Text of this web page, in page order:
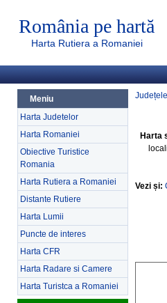
România pe hartă
Harta Rutiera a Romaniei
Meniu
Harta Judetelor
Harta Romaniei
Obiective Turistice
Romania
Harta Rutiera a Romaniei
Distante Rutiere
Harta Lumii
Puncte de interes
Harta CFR
Harta Radare si Camere
Harta Turistca a Romaniei
Harta
Vezi și: